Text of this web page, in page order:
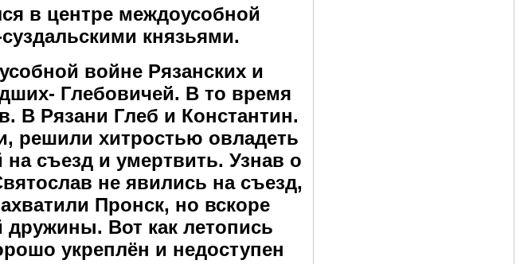
в центре междоусобной
князьями.
войне Рязанских и
Глебовичей. В то время
В Рязани Глеб и Константин.
решили хитростью овладеть
съезд и умертвить. Узнав о
не явились на съезд,
Пронск, но вскоре
Вот как летопись
укреплён и недоступен